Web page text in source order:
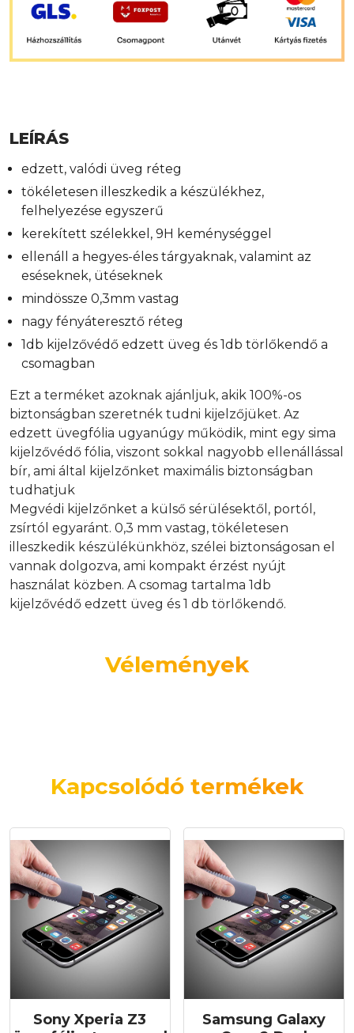
LEÍRÁS
edzett, valódi üveg réteg
tökéletesen illeszkedik a készülékhez,
felhelyezése egyszerű
kerekített szélekkel, 9H keménységgel
ellenáll a hegyes-éles tárgyaknak, valamint az
eséseknek, ütéseknek
mindössze 0,3mm vastag
nagy fényáteresztő réteg
1db kijelzővédő edzett üveg és 1db törlőkendő a
csomagban
Ezt a terméket azoknak ajánljuk, akik 100%-os
biztonságban szeretnék tudni kijelzőjüket. Az
edzett üvegfólia ugyanúgy működik, mint egy sima
kijelzővédő fólia, viszont sokkal nagyobb ellenállással
bír, ami által kijelzőnket maximális biztonságban
tudhatjuk
Megvédi kijelzőnket a külső sérülésektől, portól,
zsírtól egyaránt. 0,3 mm vastag, tökéletesen
illeszkedik készülékünkhöz, szélei biztonságosan el
vannak dolgozva, ami kompakt érzést nyújt
használat közben. A csomag tartalma 1db
kijelzővédő edzett üveg és 1 db törlőkendő.
Vélemények
Kapcsolódó termékek
Sony Xperia Z3
Samsung Galaxy